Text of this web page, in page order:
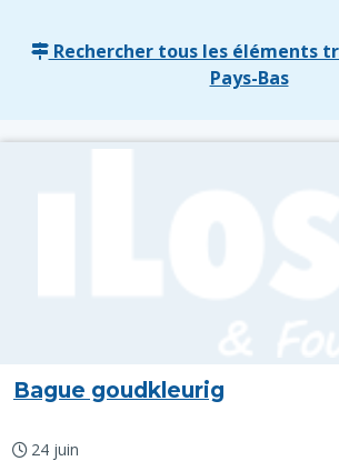
Rechercher tous les éléments
Pays-Bas
Bague goudkleurig
24 juin